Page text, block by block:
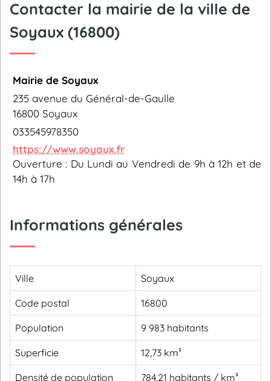
Contacter la mairie de la ville de
Soyaux (16800)
Mairie de Soyaux
235 avenue du Général-de-Gaulle
16800 Soyaux
033545978350
https://www.soyaux.fr
Ouverture : Du Lundi au Vendredi de 9h à 12h et de
14h à 17h
Informations générales
Ville Soyaux
Code postal 16800
Population 9 983 habitants
Superficie 12,73 km²
Densité de population 784,21 habitants / km²